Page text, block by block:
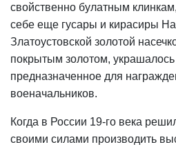
свойственно булатным
себе еще гусары и кирасиры
Златоустовской золотой
покрытым золотом,
предназначенное для
военачальников.
Когда в России 19-го века
своими силами производить